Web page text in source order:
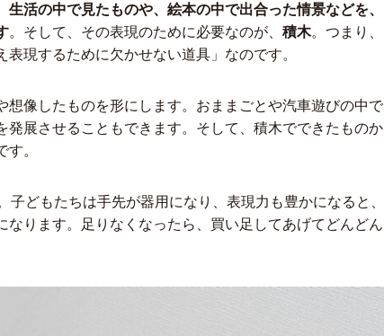
生活の中で見たものや、絵本の中で出合った情景などを、
。そして、その表現のために必要なのが、 積木。つまり、
現するために欠かせない道具」なのです。
想像したものを形にします。おままごとや汽車遊びの中で
発展させることもできます。そして、積木でできたものか
。
子どもたちは手先が器用になり、表現力も豊かになると、
なります。足りなくなったら、買い足してあげてどんどん